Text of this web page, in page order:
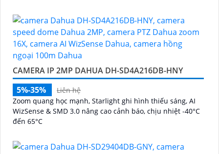
CAMERA IP 2MP DAHUA DH-SD4A216DB-HNY
5%-35%
Liên hệ
Zoom quang học mạnh, Starlight ghi hình thiếu sáng, AI
WizSense & SMD 3.0 nâng cao cảnh báo, chịu nhiệt -40°C
đến 65°C